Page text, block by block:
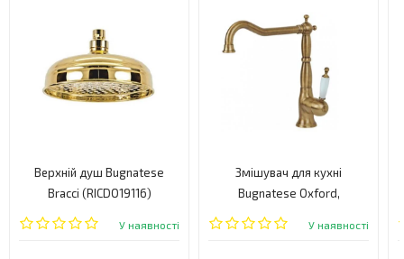
Верхній душ Bugnatese
Bracci (RICDO19116)
У наявності
Змішувач для кухні
Bugnatese Oxford,
одноважільний, бронза
У наявності